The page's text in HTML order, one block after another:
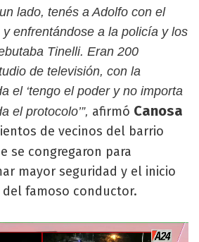
lado, tenés a Adolfo con el
enfrentándose a la policía y los
Tinelli. Eran 200
de televisión, con la
el ‘tengo el poder y no importa
el protocolo’”, afirmó Canosa
de vecinos del barrio
se congregaron para
mayor seguridad y el inicio
famoso conductor.